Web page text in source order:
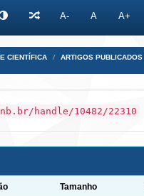
A- A A+
CIENTÍFICA ARTIGOS
handle/10482/22310
Tamanho